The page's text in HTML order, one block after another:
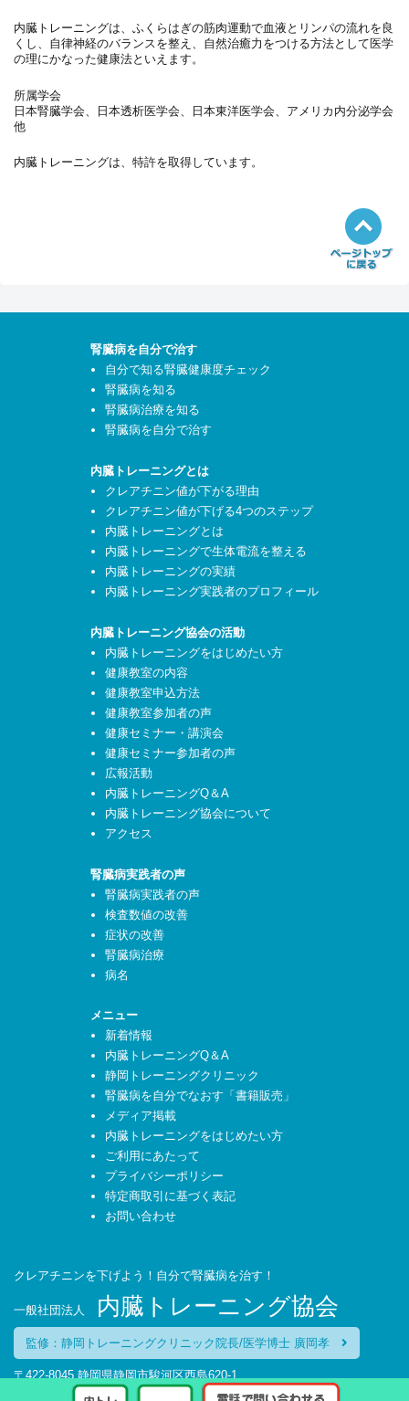
内臓トレーニングは、ふくらはぎの筋肉運動で血液とリンパの流れを良
くし、自律神経のバランスを整え、自然治癒力をつける方法として医学
の理にかなった健康法といえます。
所属学会
日本腎臓学会、日本透析医学会、日本東洋医学会、アメリカ内分泌学会
他
内臓トレーニングは、特許を取得しています。
腎臓病を自分で治す
自分で知る腎臓健康度チェック
腎臓病を知る
腎臓病治療を知る
腎臓病を自分で治す
内臓トレーニングとは
クレアチニン値が下がる理由
クレアチニン値が下げる4つのステップ
内臓トレーニングとは
内臓トレーニングで生体電流を整える
内臓トレーニングの実績
内臓トレーニング実践者のプロフィール
内臓トレーニング協会の活動
内臓トレーニングをはじめたい方
健康教室の内容
健康教室申込方法
健康教室参加者の声
健康セミナー・講演会
健康セミナー参加者の声
広報活動
内臓トレーニングQ＆A
内臓トレーニング協会について
アクセス
腎臓病実践者の声
腎臓病実践者の声
検査数値の改善
症状の改善
腎臓病治療
病名
メニュー
新着情報
内臓トレーニングQ＆A
静岡トレーニングクリニック
腎臓病を自分でなおす「書籍販売」
メディア掲載
内臓トレーニングをはじめたい方
ご利用にあたって
プライバシーポリシー
特定商取引に基づく表記
お問い合わせ
クレアチニンを下げよう！自分で腎臓病を治す！
一般社団法人 内臓トレーニング協会
監修：静岡トレーニングクリニック院長/医学博士 廣岡孝
〒422-8045 静岡県静岡市駿河区西島620-1
TEL：054-270-6627